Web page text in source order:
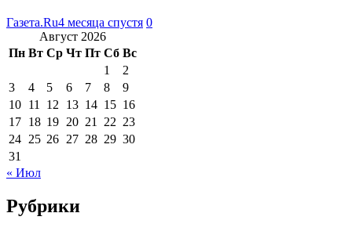
Газета.Ru4 месяца спустя 0
Август 2026
Пн Вт Ср Чт Пт Сб Вс
1
2
3
4 5 6 7 8
9
10 11 12 13 14 15 16
17 18 19 20 21 22 23
24 25 26 27 28 29 30
31
« Июл
Рубрики